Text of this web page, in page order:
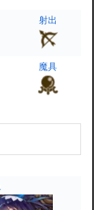
射出
魔具